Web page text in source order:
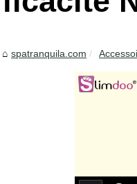
spatranquila.com